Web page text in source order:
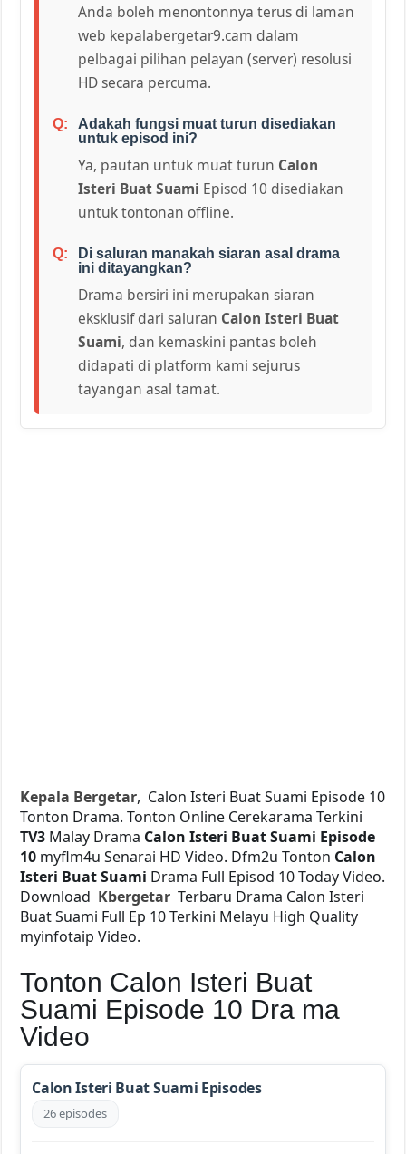
Anda boleh menontonnya terus di laman
web kepalabergetar9.cam dalam
pelbagai pilihan pelayan (server) resolusi
HD secara percuma.
Adakah fungsi muat turun disediakan
untuk episod ini?
Ya, pautan untuk muat turun Calon
Isteri Buat Suami Episod 10 disediakan
untuk tontonan offline.
Di saluran manakah siaran asal drama
ini ditayangkan?
Drama bersiri ini merupakan siaran
eksklusif dari saluran Calon Isteri Buat
Suami, dan kemaskini pantas boleh
didapati di platform kami sejurus
tayangan asal tamat.
Kepala Bergetar, Calon Isteri Buat Suami Episode 10
Tonton Drama. Tonton Online Cerekarama Terkini
TV3 Malay Drama Calon Isteri Buat Suami Episode
10 myflm4u Senarai HD Video. Dfm2u Tonton Calon
Isteri Buat Suami Drama Full Episod 10 Today Video.
Download KbergetarTerbaru Drama Calon Isteri
Buat Suami Full Ep 10 Terkini Melayu High Quality
myinfotaip Video.
Tonton Calon Isteri Buat
Suami Episode 10 Dra ma
Video
Calon Isteri Buat Suami Episodes
26 episodes